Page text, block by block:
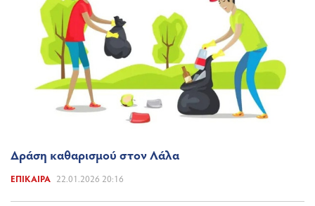
Δράση καθαρισμού στον Λάλα
ΕΠΊΚΑΙΡΑ 22.01.2026 20:16